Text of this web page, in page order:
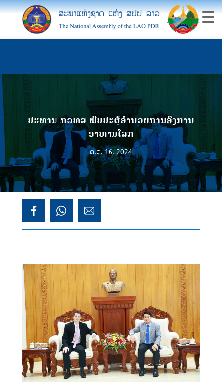
ປະທານ ກວທສ ພົບປະຜູ້ອຳນວຍການອົງການ
ອາຫານໂລກ
ຕ.ລ. 16, 2024